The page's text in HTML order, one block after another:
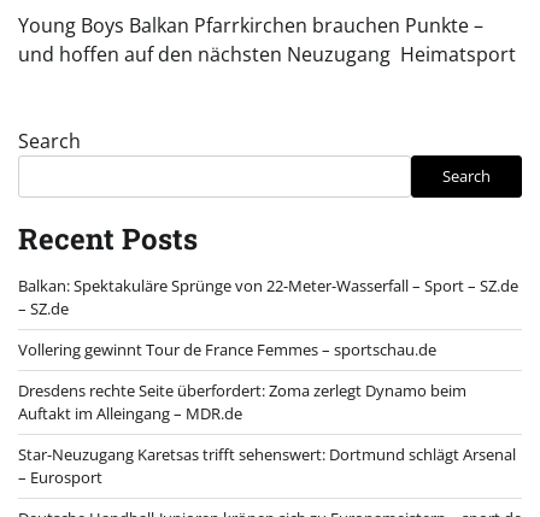
Young Boys Balkan Pfarrkirchen brauchen Punkte –
und hoffen auf den nächsten Neuzugang Heimatsport
Search
Search
Recent Posts
Balkan: Spektakuläre Sprünge von 22-Meter-Wasserfall – Sport – SZ.de
– SZ.de
Vollering gewinnt Tour de France Femmes – sportschau.de
Dresdens rechte Seite überfordert: Zoma zerlegt Dynamo beim
Auftakt im Alleingang – MDR.de
Star-Neuzugang Karetsas trifft sehenswert: Dortmund schlägt Arsenal
– Eurosport